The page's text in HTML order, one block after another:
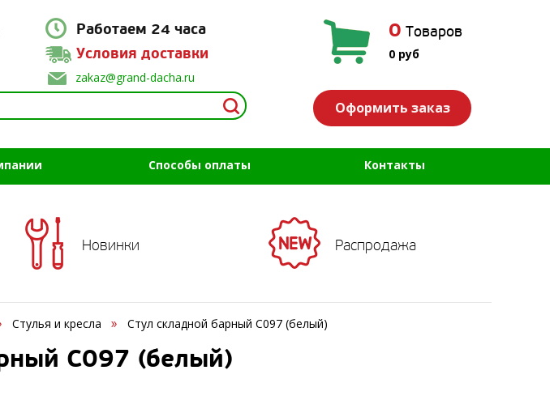
Работаем 24 часа
Условия доставки
zakaz@grand-dacha.ru
0 Товаров
0 руб
Оформить заказ
Способы оплаты Контакты
Новинки Распродажа
Стулья и кресла Стул складной барный C097 (белый)
C097 (белый)